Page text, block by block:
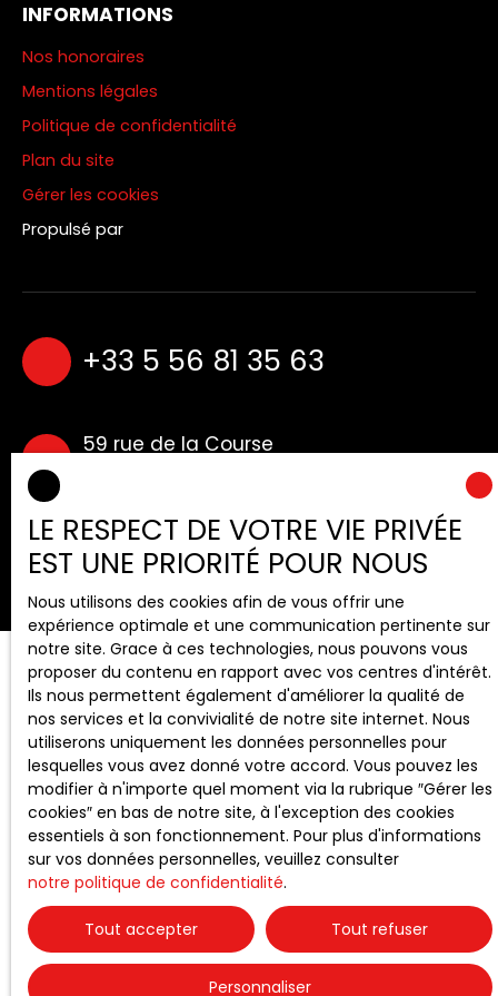
INFORMATIONS
Nos honoraires
Mentions légales
Politique de confidentialité
Plan du site
Gérer les cookies
Propulsé par
+33 5 56 81 35 63
59 rue de la Course
LE RESPECT DE VOTRE VIE PRIVÉE
EST UNE PRIORITÉ POUR NOUS
Nous utilisons des cookies afin de vous offrir une
expérience optimale et une communication pertinente sur
notre site. Grace à ces technologies, nous pouvons vous
proposer du contenu en rapport avec vos centres d'intérêt.
Ils nous permettent également d'améliorer la qualité de
nos services et la convivialité de notre site internet. Nous
utiliserons uniquement les données personnelles pour
lesquelles vous avez donné votre accord. Vous pouvez les
modifier à n'importe quel moment via la rubrique ″Gérer les
cookies″ en bas de notre site, à l'exception des cookies
essentiels à son fonctionnement. Pour plus d'informations
sur vos données personnelles, veuillez consulter
notre politique de confidentialité.
Tout accepter Tout refuser
Personnaliser